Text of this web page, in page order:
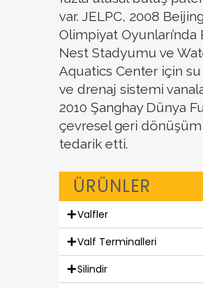
var. JELPC, 2008 Beijing
Olimpiyat Oyunları’nda
Nest Stadyumu ve
Aquatics Center için
ve drenaj sistemi
2010 Şanghay Dünya
çevresel geri
tedarik etti.
ÜRÜNLER
Valfler
Valf Terminalleri
Silindir